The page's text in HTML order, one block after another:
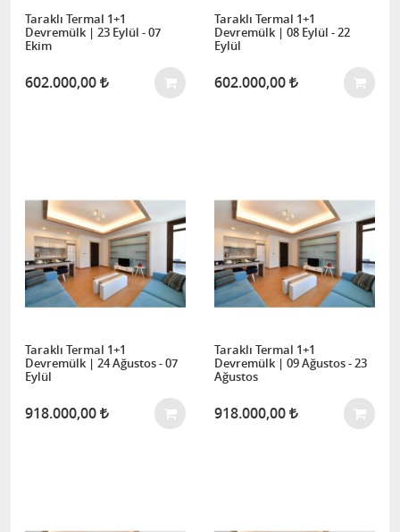
Taraklı Termal 1+1
Devremülk | 23 Eylül - 07
Ekim
602.000,00
Taraklı Termal 1+1
Devremülk | 08 Eylül - 22
Eylül
602.000,00
Taraklı Termal 1+1
Devremülk | 24 Ağustos - 07
Eylül
918.000,00
Taraklı Termal 1+1
Devremülk | 09 Ağustos - 23
Ağustos
918.000,00